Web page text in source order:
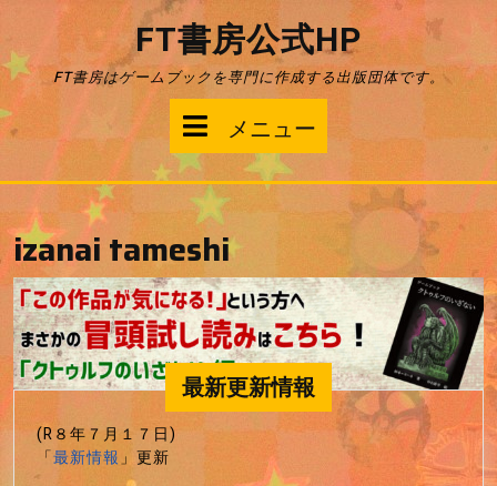
テ
ン
ツ
へ
FT書房公式HP
FT書房はゲームブックを専門に作成する出版団体です。
メニュー
ニ
ュ
ー
izanai tameshi
最新更新情報
(R８年７月１７日)
「最新情報」更新